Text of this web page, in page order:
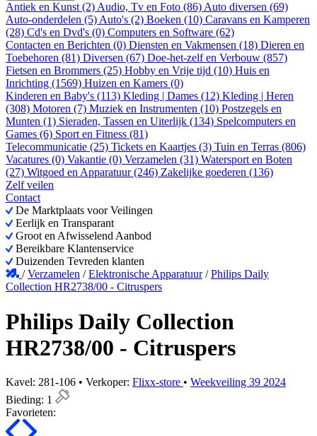
Antiek en Kunst (2) Audio, Tv en Foto (86) Auto diversen (69)
Auto-onderdelen (5) Auto's (2) Boeken (10) Caravans en Kamperen
(28) Cd's en Dvd's (0) Computers en Software (62)
Contacten en Berichten (0) Diensten en Vakmensen (18) Dieren en
Toebehoren (81) Diversen (67) Doe-het-zelf en Verbouw (857)
Fietsen en Brommers (25) Hobby en Vrije tijd (10) Huis en
Inrichting (1569) Huizen en Kamers (0)
Kinderen en Baby's (113) Kleding | Dames (12) Kleding | Heren
(308) Motoren (7) Muziek en Instrumenten (10) Postzegels en
Munten (1) Sieraden, Tassen en Uiterlijk (134) Spelcomputers en
Games (6) Sport en Fitness (81)
Telecommunicatie (25) Tickets en Kaartjes (3) Tuin en Terras (806)
Vacatures (0) Vakantie (0) Verzamelen (31) Watersport en Boten
(27) Witgoed en Apparatuur (246) Zakelijke goederen (136)
Zelf veilen
Contact
De Marktplaats voor Veilingen
Eerlijk en Transparant
Groot en Afwisselend Aanbod
Bereikbare Klantenservice
Duizenden Tevreden klanten
/Verzamelen /Elektronische Apparatuur /Philips Daily
Collection HR2738/00 - Citruspers
Philips Daily Collection
HR2738/00 - Citruspers
Kavel: 281-106 • Verkoper: Flixx-store • Weekveiling 39 2024
Bieding: 1
Favorieten: